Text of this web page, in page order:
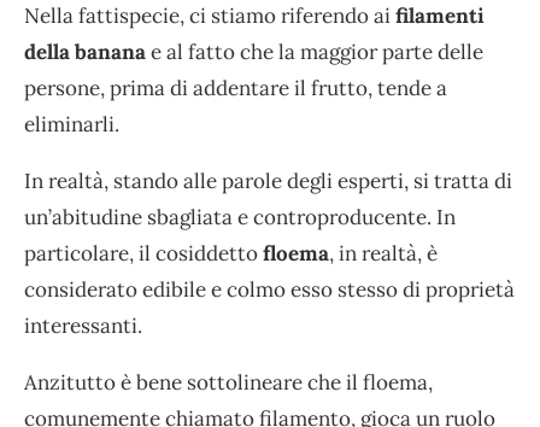
Nella fattispecie, ci stiamo riferendo aifilamenti
della bananae al fatto che la maggior parte delle
persone, prima di addentare il frutto, tende a
eliminarli.
In realtà, stando alle parole degli esperti, si tratta di
un’abitudine sbagliata e controproducente. In
particolare, il cosiddettofloema, in realtà, è
considerato edibile e colmo esso stesso di proprietà
interessanti.
Anzitutto è bene sottolineare che il floema,
comunemente chiamato filamento, gioca un ruolo